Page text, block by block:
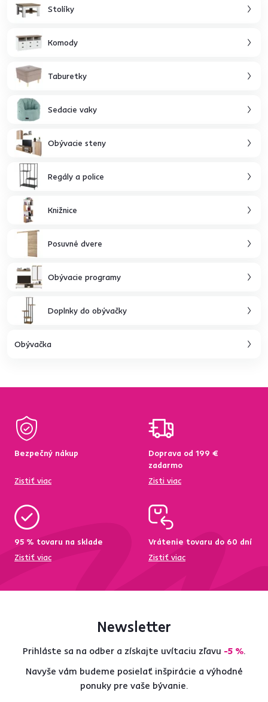
Stolíky
Komody
Taburetky
Sedacie vaky
Obývacie steny
Regály a police
Knižnice
Posuvné dvere
Obývacie programy
Doplnky do obývačky
Obývačka
Bezpečný nákup
Zistiť viac
Doprava od 199 €
zadarmo
Zisti viac
95 % tovaru na sklade
Zistiť viac
Vrátenie tovaru do 60 dní
Zistiť viac
Newsletter
Prihláste sa na odber a získajte uvítaciu zľavu -5 %.
Navyše vám budeme posielať inšpirácie a výhodné
ponuky pre vaše bývanie.